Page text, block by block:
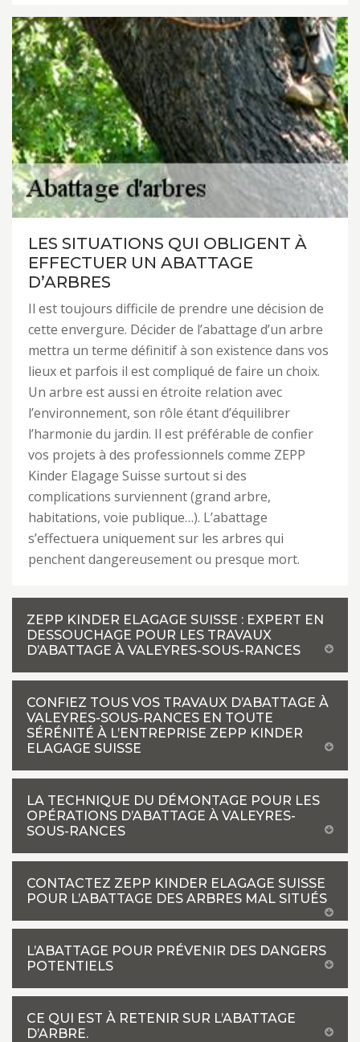
LES SITUATIONS QUI OBLIGENT À
EFFECTUER UN ABATTAGE
D’ARBRES
Il est toujours difficile de prendre une décision de
cette envergure. Décider de l’abattage d’un arbre
mettra un terme définitif à son existence dans vos
lieux et parfois il est compliqué de faire un choix.
Un arbre est aussi en étroite relation avec
l’environnement, son rôle étant d’équilibrer
l’harmonie du jardin. Il est préférable de confier
vos projets à des professionnels comme ZEPP
Kinder Elagage Suisse surtout si des
complications surviennent (grand arbre,
habitations, voie publique…). L’abattage
s’effectuera uniquement sur les arbres qui
penchent dangereusement ou presque mort.
ZEPP KINDER ELAGAGE SUISSE : EXPERT EN
DESSOUCHAGE POUR LES TRAVAUX
D’ABATTAGE À VALEYRES-SOUS-RANCES
CONFIEZ TOUS VOS TRAVAUX D’ABATTAGE À
VALEYRES-SOUS-RANCES EN TOUTE
SÉRÉNITÉ À L’ENTREPRISE ZEPP KINDER
ELAGAGE SUISSE
LA TECHNIQUE DU DÉMONTAGE POUR LES
OPÉRATIONS D’ABATTAGE À VALEYRES-
SOUS-RANCES
CONTACTEZ ZEPP KINDER ELAGAGE SUISSE
POUR L’ABATTAGE DES ARBRES MAL SITUÉS
L’ABATTAGE POUR PRÉVENIR DES DANGERS
POTENTIELS
CE QUI EST À RETENIR SUR L’ABATTAGE
D’ARBRE.